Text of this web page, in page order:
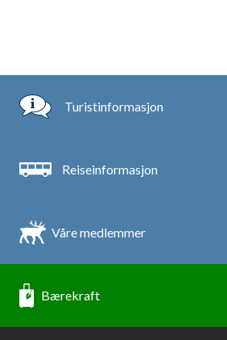
Turistinformasjon
Reiseinformasjon
Våre medlemmer
Bærekraft